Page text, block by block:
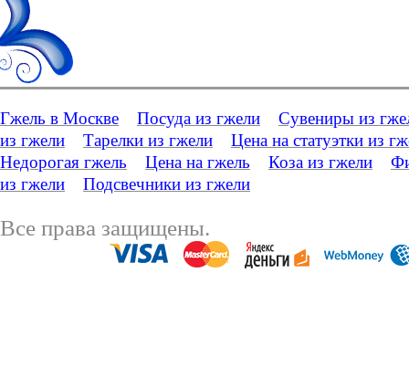
Гжель в Москве Посуда из гжели
Сувениры из
из гжели
Тарелки из гжели
Цена на статуэтки из
Недорогая гжель
Цена на гжель Коза из гжели
из гжели
Подсвечники из гжели
Все права защищены.